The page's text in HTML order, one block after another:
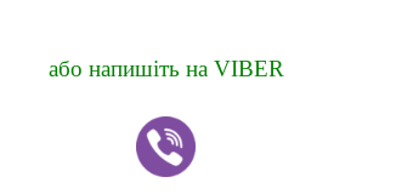
або напишіть на VIBER